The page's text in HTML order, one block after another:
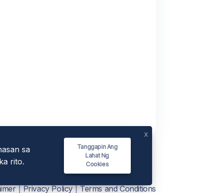
|Privacy Policy|Terms and Conditions
sa
rito.
Tanggapin Ang
Lahat Ng
Cookies
x